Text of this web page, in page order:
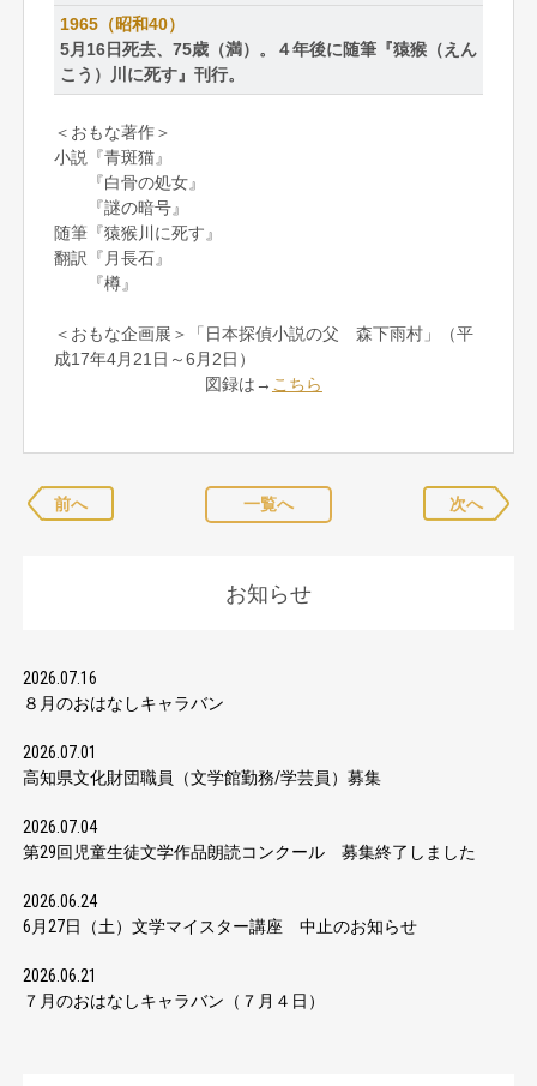
1965（昭和40）
5月16日死去、75歳（満）。４年後に随筆『猿猴（えん
こう）川に死す』刊行。
＜おもな著作＞
小説『青斑猫』
『白骨の処女』
『謎の暗号』
随筆『猿猴川に死す』
翻訳『月長石』
『樽』
＜おもな企画展＞「日本探偵小説の父 森下雨村」（平
成17年4月21日～6月2日）
図録は→ こちら
前へ 一覧へ 次へ
お知らせ
2026.07.16
８月のおはなしキャラバン
2026.07.01
高知県文化財団職員（文学館勤務/学芸員）募集
2026.07.04
第29回児童生徒文学作品朗読コンクール 募集終了しました
2026.06.24
6月27日（土）文学マイスター講座 中止のお知らせ
2026.06.21
７月のおはなしキャラバン（７月４日）